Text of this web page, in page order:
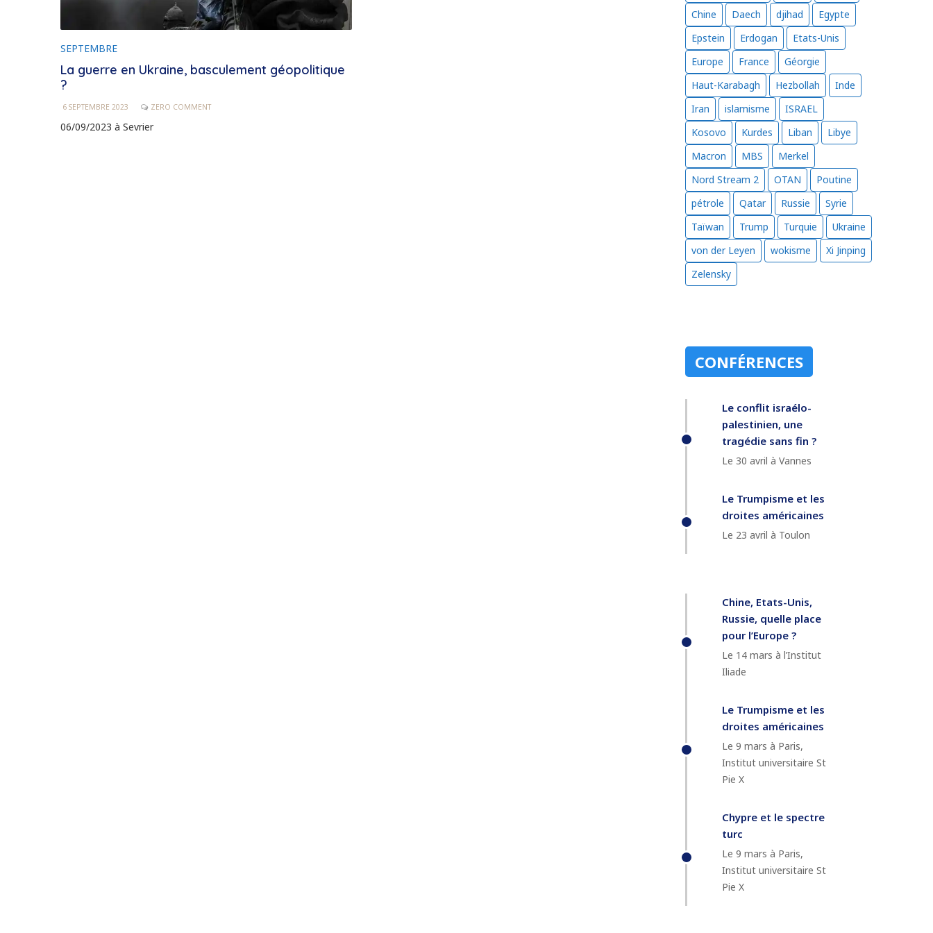
SEPTEMBRE
La guerre en Ukraine, basculement géopolitique
?
6 SEPTEMBRE 2023 ZERO COMMENT
06/09/2023 à Sevrier
Chine
Daech djihad
Egypte
Epstein
Erdogan
Etats-Unis
Europe
France
Géorgie
Haut-Karabagh
Hezbollah
Inde
Iran
islamisme
ISRAEL
Kosovo
Kurdes Liban
Libye
Macron
MBS
Merkel
Nord Stream 2
OTAN
Poutine
pétrole
Qatar Russie
Syrie
Taïwan
Trump Turquie
Ukraine
von der Leyen
wokisme
Xi Jinping
Zelensky
CONFÉRENCES
Le conflit israélo-
palestinien, une
tragédie sans fin ?
Le 30 avril à Vannes
Le Trumpisme et les
droites américaines
Le 23 avril à Toulon
Chine, Etats-Unis,
Russie, quelle place
pour l’Europe ?
Le 14 mars à l’Institut
Iliade
Le Trumpisme et les
droites américaines
Le 9 mars à Paris,
Institut universitaire St
Pie X
Chypre et le spectre
turc
Le 9 mars à Paris,
Institut universitaire St
Pie X